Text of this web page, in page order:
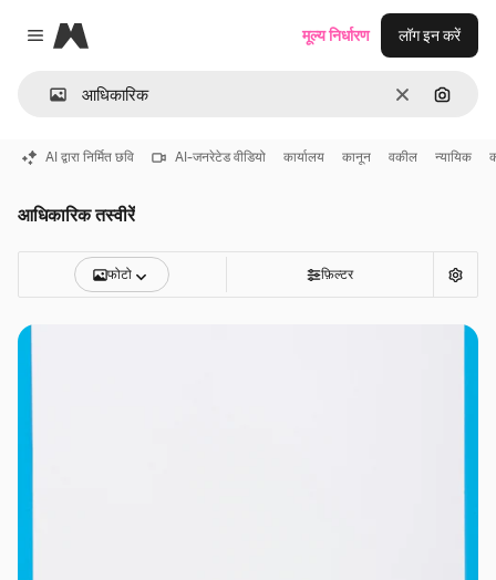
Close menu
Magnific
साफ़ इमेज से
मूल्य निर्धारण लॉग इन करें
AI द्वारा निर्मित छवि AI-जनरेटेड वीडियो कार्यालय कानून वकील न्यायिक
आधिकारिक तस्वीरें
फोटो फ़िल्टर